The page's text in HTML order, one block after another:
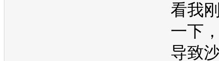
看我
一下
导致